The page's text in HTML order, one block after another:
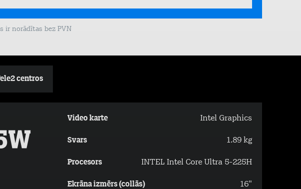
ir norādītas bez PVN
centros
Video karte Intel Graphics
Svars 1.89 kg
Procesors INTEL Intel Core Ultra 5-225H
Ekrāna izmērs (collās) 16"